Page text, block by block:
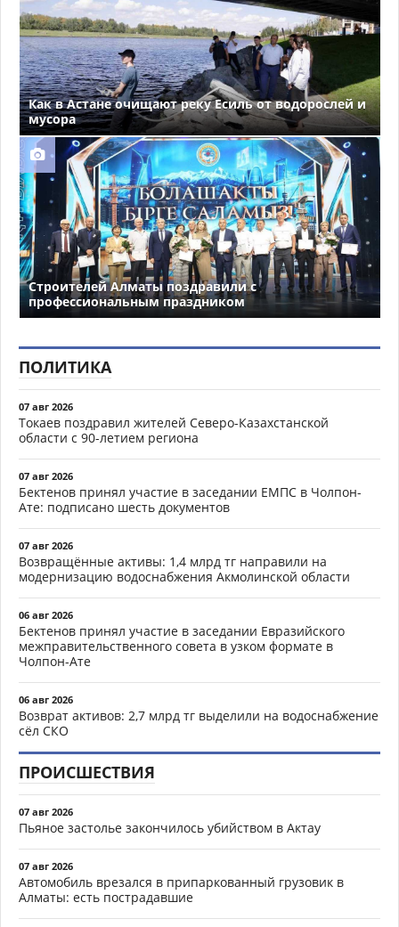
Как в Астане очищают реку Есиль от водорослей и
мусора
Строителей Алматы поздравили с
профессиональным праздником
ПОЛИТИКА
07 авг 2026
Токаев поздравил жителей Северо-Казахстанской
области с 90-летием региона
07 авг 2026
Бектенов принял участие в заседании ЕМПС в Чолпон-
Ате: подписано шесть документов
07 авг 2026
Возвращённые активы: 1,4 млрд тг направили на
модернизацию водоснабжения Акмолинской области
06 авг 2026
Бектенов принял участие в заседании Евразийского
межправительственного совета в узком формате в
Чолпон-Ате
06 авг 2026
Возврат активов: 2,7 млрд тг выделили на водоснабжение
сёл СКО
ПРОИСШЕСТВИЯ
07 авг 2026
Пьяное застолье закончилось убийством в Актау
07 авг 2026
Автомобиль врезался в припаркованный грузовик в
Алматы: есть пострадавшие